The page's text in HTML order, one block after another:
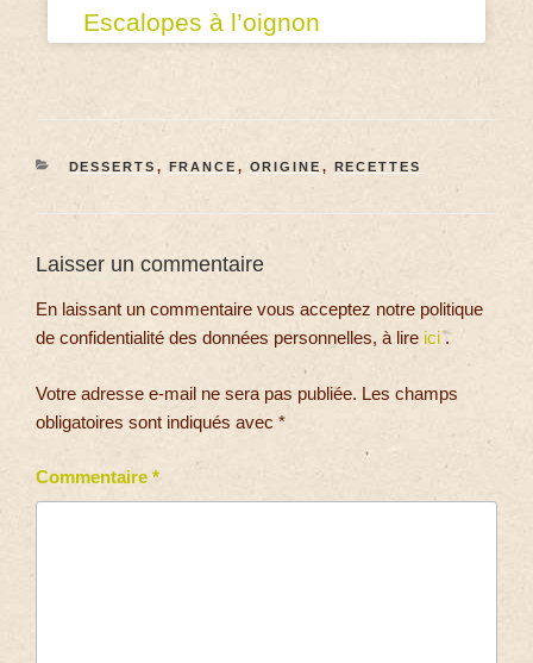
Escalopes à l’oignon
DESSERTS , FRANCE , ORIGINE , RECETTES
Laisser un commentaire
En laissant un commentaire vous acceptez notre politique
de confidentialité des données personnelles, à lire ici.
Votre adresse e-mail ne sera pas publiée. Les champs
obligatoires sont indiqués avec *
Commentaire *